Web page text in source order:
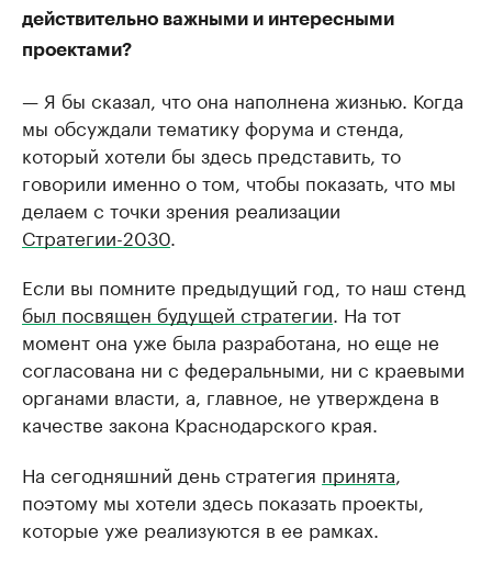
действительно важными и интересными
проектами?
— Я бы сказал, что она наполнена жизнью. Когда
мы обсуждали тематику форума и стенда,
который хотели бы здесь представить, то
говорили именно о том, чтобы показать, что мы
делаем с точки зрения реализации
Стратегии-2030
Если вы помните предыдущий год, то наш стенд
был посвящен будущей стратегии . На тот
момент она уже была разработана, но еще не
согласована ни с федеральными, ни с краевыми
органами власти, а, главное, не утверждена в
качестве закона Краснодарского края.
На сегодняшний день стратегия принята
поэтому мы хотели здесь показать проекты,
которые уже реализуются в ее рамках.